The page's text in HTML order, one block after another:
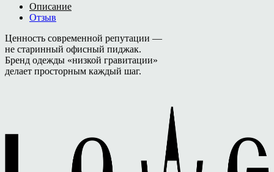
Описание
Отзыв
Ценность современной репутации —
не старинный офисный пиджак.
Бренд одежды «низкой гравитации»
делает просторным каждый шаг.